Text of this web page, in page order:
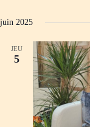
juin 2025
JEU
5